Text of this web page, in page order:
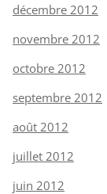
décembre 2012
novembre 2012
octobre 2012
septembre 2012
août 2012
juillet 2012
juin 2012